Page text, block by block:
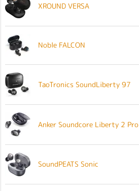
XROUND VERSA
Noble FALCON
TaoTronics SoundLiberty 97
Anker Soundcore Liberty 2 Pro
SoundPEATS Sonic